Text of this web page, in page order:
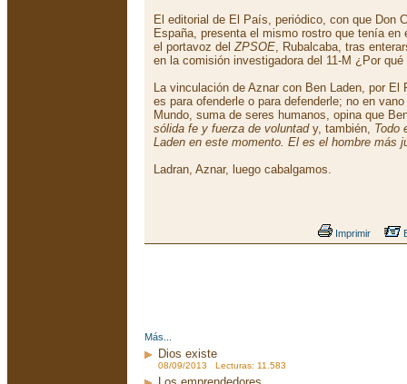
El editorial de El País, periódico, con que Don
España, presenta el mismo rostro que tenía en
el portavoz delZPSOE, Rubalcaba, tras
en la comisión investigadora del 11-M ¿Por qué
La vinculación de Aznar con Ben Laden, por
es para ofenderle o para defenderle; no en
Mundo, suma de seres humanos, opina que
sólida fe y fuerza de voluntady, también, Todo
Laden en este momento. El es el hombre más
Ladran, Aznar, luego cabalgamos.
Imprimir
Más...
Dios existe
08/09/2013 Lecturas: 11.583